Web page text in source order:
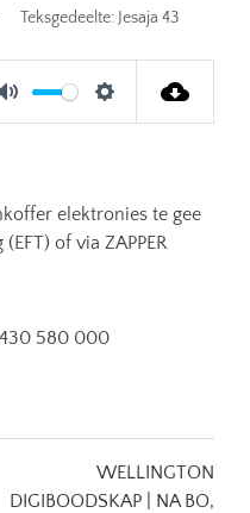
Teksgedeelte: Jesaja 43
Mute Settings
elektronies te gee
of via ZAPPER
430 580 000
WELLINGTON
DIGIBOODSKAP | NA BO,